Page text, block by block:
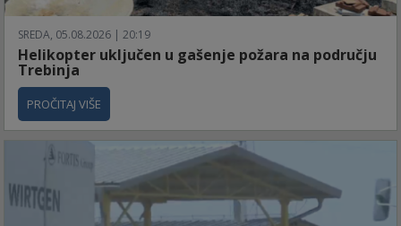
SREDA, 05.08.2026 | 20:19
Helikopter uključen u gašenje požara na području
Trebinja
PROČITAJ VIŠE